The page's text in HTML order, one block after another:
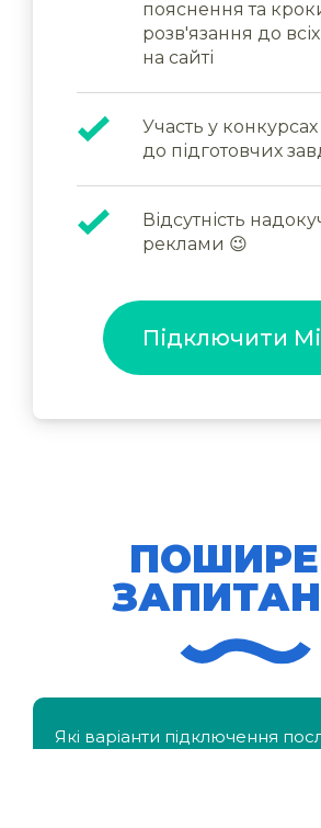
пояснення та
розв'язання до
на сайті
Участь у конкурсах
до підготовчих
Відсутність
реклами 😉
Підключити
Які варіанти підключення